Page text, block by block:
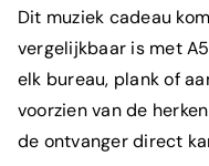
Dit muziek cadeau
vergelijkbaar is met
elk bureau, plank of
voorzien van de
de ontvanger direct